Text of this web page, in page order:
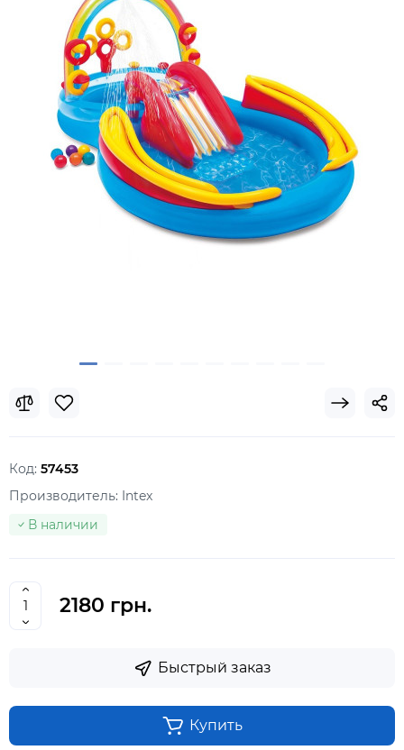
Код: 57453
Производитель: Intex
В наличии
2180 грн.
Быстрый заказ
Купить